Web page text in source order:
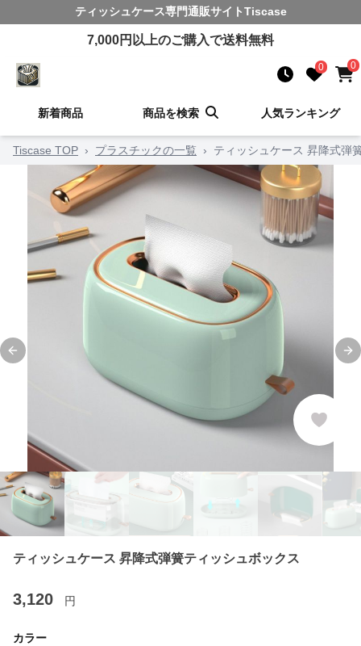
ティッシュケース専門通販サイトTiscase
7,000円以上のご購入で送料無料
0 0
新着商品 商品を検索 人気ランキング
Tiscase TOP › プラスチックの一覧 › ティッシュケース 昇降式弾
Previous slide
ティッシュケース 昇降式弾簧ティッシュボックス
3,120 円
カラー